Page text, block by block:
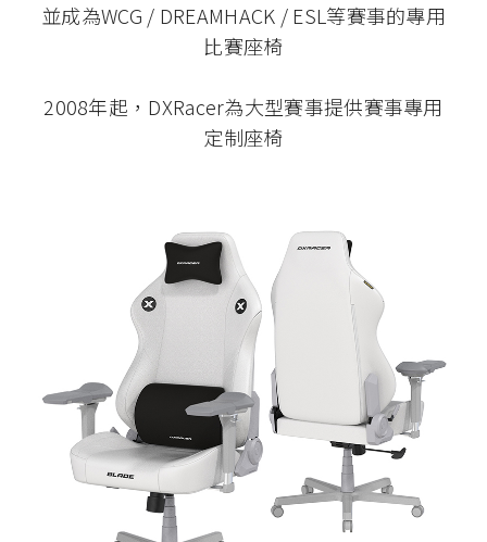
並成為WCG / DREAMHACK / ESL等賽事的專用
比賽座椅
2008年起，DXRacer為大型賽事提供賽事專用
定制座椅